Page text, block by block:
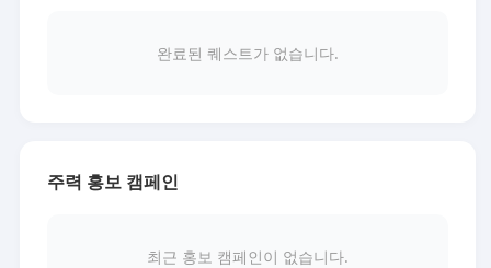
완료된 퀘스트가 없습니다.
주력 홍보 캠페인
최근 홍보 캠페인이 없습니다.